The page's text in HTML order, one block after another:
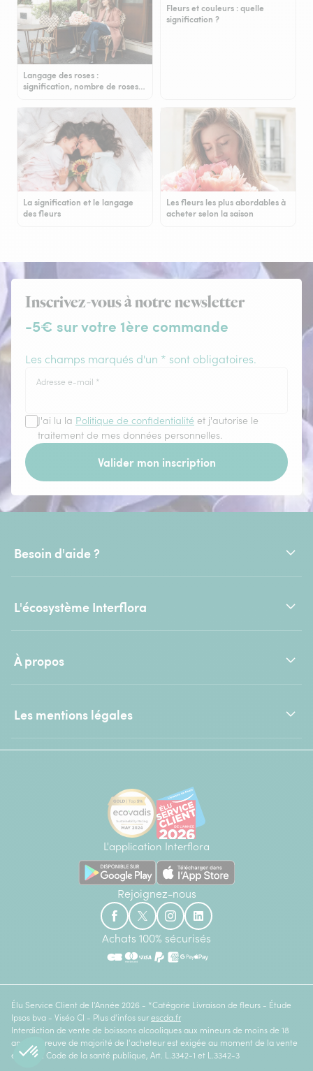
Langage des roses :
signification, nombre de roses…
Fleurs et couleurs : quelle
signification ?
La signification et le langage
des fleurs
Les fleurs les plus abordables à
acheter selon la saison
Inscrivez-vous à notre newsletter
-5€ sur votre 1ère commande
Les champs marqués d'un * sont obligatoires.
Adresse e-mail *
J'ai lu la Politique de confidentialité et j'autorise le
traitement de mes données personnelles.
Valider mon inscription
Besoin d'aide ?
L'écosystème Interflora
À propos
Les mentions légales
L'application Interflora
Rejoignez-nous
Achats 100% sécurisés
Élu Service Client de l'Année 2026 - *Catégorie Livraison de fleurs - Étude
Ipsos bva - Viséo CI - Plus d'infos sur escda.fr
Interdiction de vente de boissons alcooliques aux mineurs de moins de 18
ans. La preuve de majorité de l'acheteur est exigée au moment de la vente
en ligne. Code de la santé publique, Art. L.3342-1 et L.3342-3